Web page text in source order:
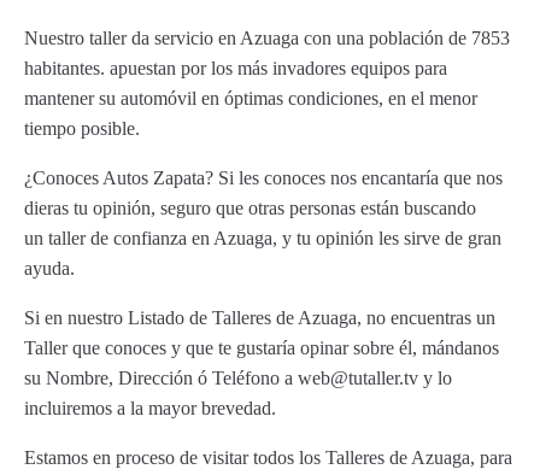
Nuestro taller da servicio en Azuaga con una población de 7853
habitantes. apuestan por los más invadores equipos para
mantener su automóvil en óptimas condiciones, en el menor
tiempo posible.
¿Conoces Autos Zapata? Si les conoces nos encantaría que nos
dieras tu opinión, seguro que otras personas están buscando
un taller de confianza en Azuaga, y tu opinión les sirve de gran
ayuda.
Si en nuestro Listado de Talleres de Azuaga, no encuentras un
Taller que conoces y que te gustaría opinar sobre él, mándanos
su Nombre, Dirección ó Teléfono a web@tutaller.tv y lo
incluiremos a la mayor brevedad.
Estamos en proceso de visitar todos los Talleres de Azuaga, para